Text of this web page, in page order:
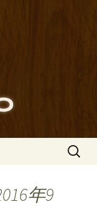
リアン
」の公式
ッポ）」。
リーブ牛の
ューも豊富
飲みのお客
検
年9